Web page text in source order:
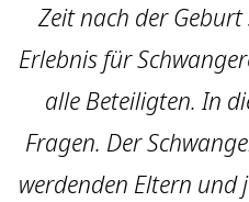
Zeit nach der
Erlebnis für
alle Beteiligten. In
Fragen. Der
werdenden Eltern und